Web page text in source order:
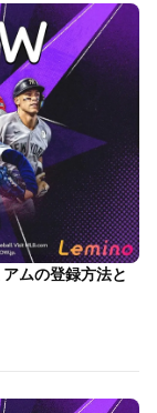
ムの登録方法と